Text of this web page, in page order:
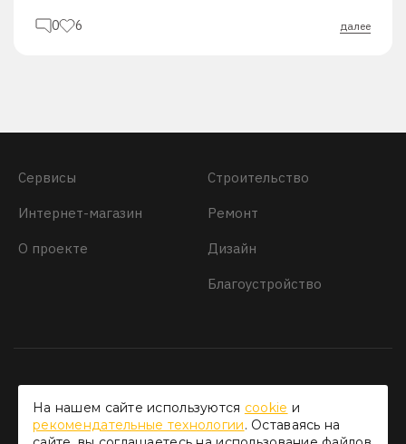
0 6 далее
Сервисы
Интернет-магазин
О проекте
Строительство
Ремонт
Дизайн
Благоустройство
На нашем сайте используются cookie и
рекомендательные технологии. Оставаясь на